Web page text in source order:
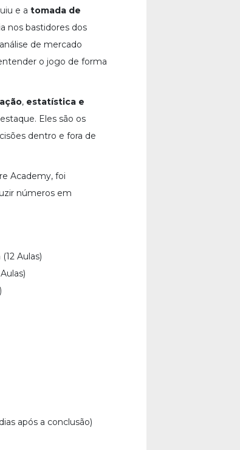
e a tomada de
nos bastidores dos
de mercado
o jogo de forma
, estatística e
Eles são os
dentro e fora de
Academy, foi
números em
Aulas)
após a conclusão)